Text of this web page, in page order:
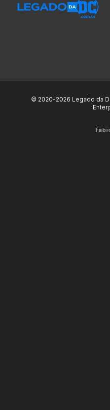
© 2020-2026 Legado da